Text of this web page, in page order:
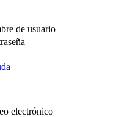
de usuario
electrónico